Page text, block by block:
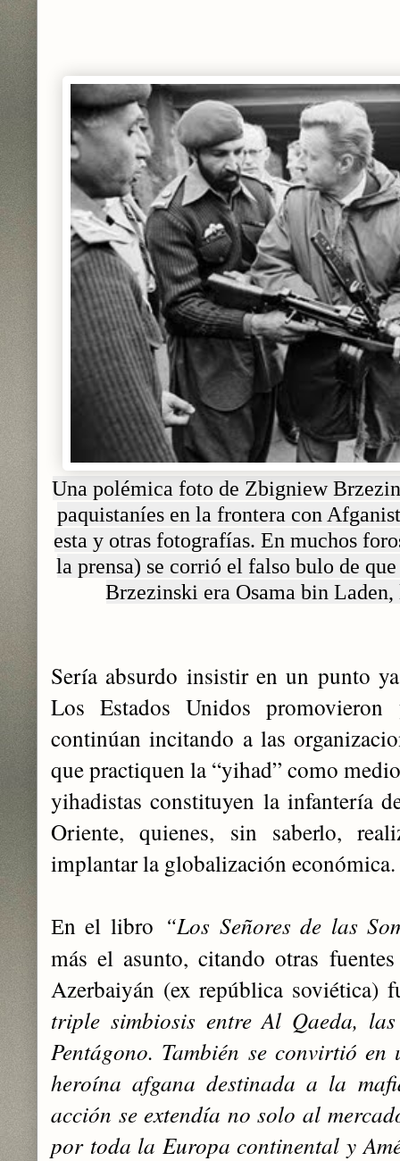
Una polémica foto de Zbigniew
paquistaníes en la frontera con
esta y otras fotografías. En muchos
la prensa) se corrió el falso bulo de
Brzezinski era Osama bin
Sería absurdo insistir en un punto
Los Estados Unidos
continúan incitando a las
que practiquen la “yihad” como
yihadistas constituyen la infantería
Oriente, quienes, sin saberlo,
implantar la globalización económica.
En el libro “Los Señores de las
más el asunto, citando otras
Azerbaiyán (ex república soviética)
triple simbiosis entre Al Qaeda,
Pentágono. También se convirtió
heroína afgana destinada a la
acción se extendía no solo al
por toda la Europa continental y